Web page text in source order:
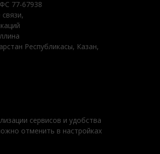
77-67938
Республикасы, Казан,
сервисов и удобства
отменить в настройках